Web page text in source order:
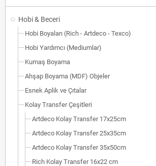
Hobi & Beceri
Hobi Boyaları (Rich - Artdeco - Texco)
Hobi Yardımcı (Mediumlar)
Kumaş Boyama
Ahşap Boyama (MDF) Objeler
Esnek Aplik ve Çıtalar
Kolay Transfer Çeşitleri
Artdeco Kolay Transfer 17x25cm
Artdeco Kolay Transfer 25x35cm
Artdeco Kolay Transfer 35x50cm
Rich Kolay Transfer 16x22 cm